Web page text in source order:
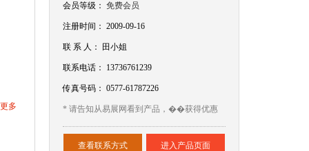
更多
会员等级：免费会员
注册时间： 2009-09-16
联 系 人： 田小姐
联系电话： 13736761239
传真号码：0577-61787226
* 请告知从易展网看到产品，��获得优惠
查看联系方式 进入产品页面